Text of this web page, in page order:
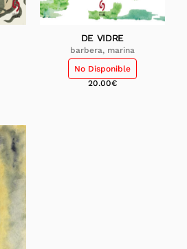
DE VIDRE
barbera, marina
No Disponible
20.00€